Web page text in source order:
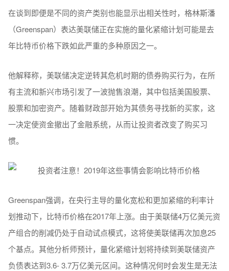
在谈到即便是不同的资产类别也能显示出相关性时，格林斯潘
（Greenspan）表达美联储正在实施的量化紧缩计划可能是去
年比特币价格下跌如此严重的多种原因之一。
他解释称，美联储决定逆转其危机时期的债券购买行为，在所
有主流和新兴市场引发了一波抛售浪潮，其中包括美国股票、
股票和加密资产。随着财政部开始为其债务寻找新的买家，这
一决定使资金撤出了金融系统，从而让投资者改变了购买习
惯。
Greenspan强调，在央行主导的量化宽松和更加紧缩的利率计
划推动下，比特币价格在2017年上涨。由于美联储4万亿美元资
产组合的削减仍处于自动试点模式，这将使美联储再次加息25
个基点。其他分析师预计，量化紧缩计划将持续到美联储资产
负债表达到3.6- 3.7万亿美元区间。这种情况何时会发生是无法